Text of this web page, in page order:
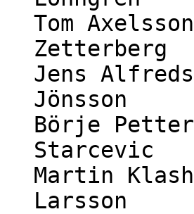
Tom
Zetterberg
Jens
Jönsson
Börje
Starcevic
Martin
Larsson